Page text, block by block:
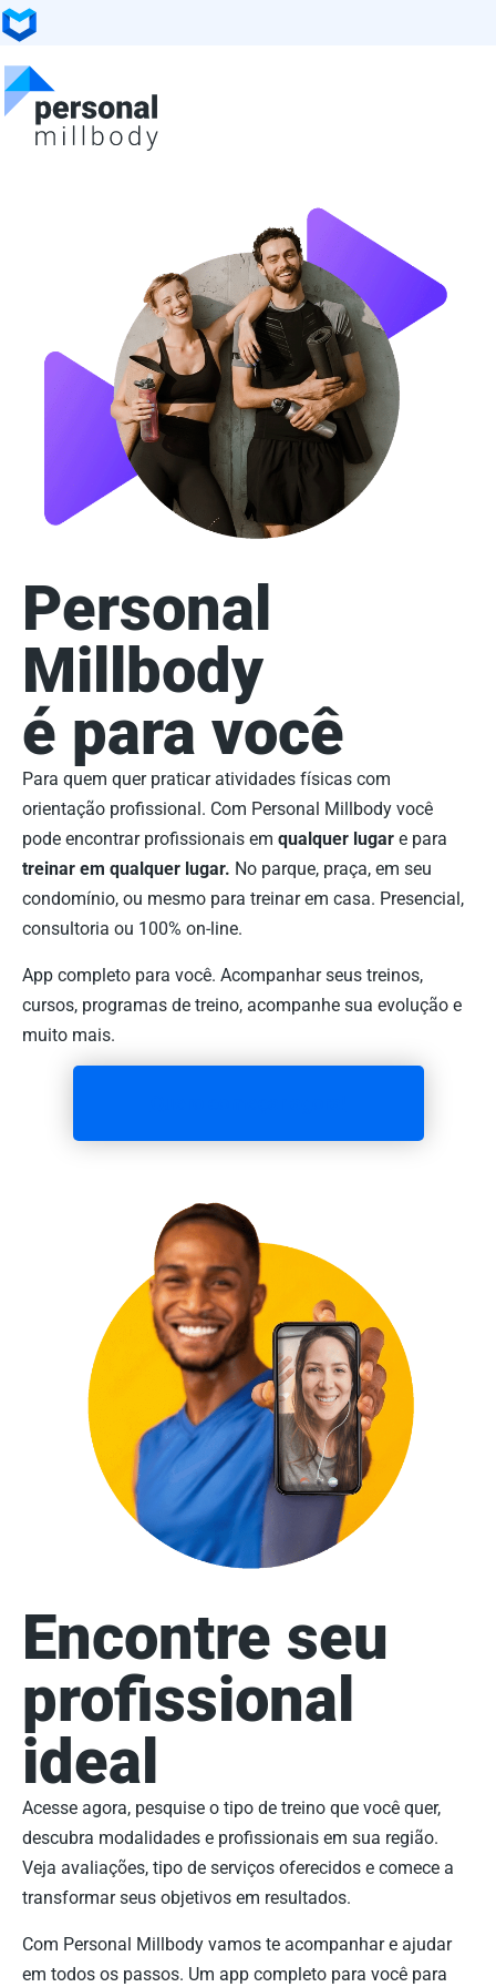
Personal
Millbody
é para você
Para quem quer praticar atividades físicas com
orientação profissional. Com Personal Millbody você
pode encontrar profissionais em qualquer lugar e para
treinar em qualquer lugar. No parque, praça, em seu
condomínio, ou mesmo para treinar em casa. Presencial,
consultoria ou 100% on-line.
App completo para você. Acompanhar seus treinos,
cursos, programas de treino, acompanhe sua evolução e
muito mais.
Encontre seu
profissional
ideal
Acesse agora, pesquise o tipo de treino que você quer,
descubra modalidades e profissionais em sua região.
Veja avaliações, tipo de serviços oferecidos e comece a
transformar seus objetivos em resultados.
Com Personal Millbody vamos te acompanhar e ajudar
em todos os passos. Um app completo para você para